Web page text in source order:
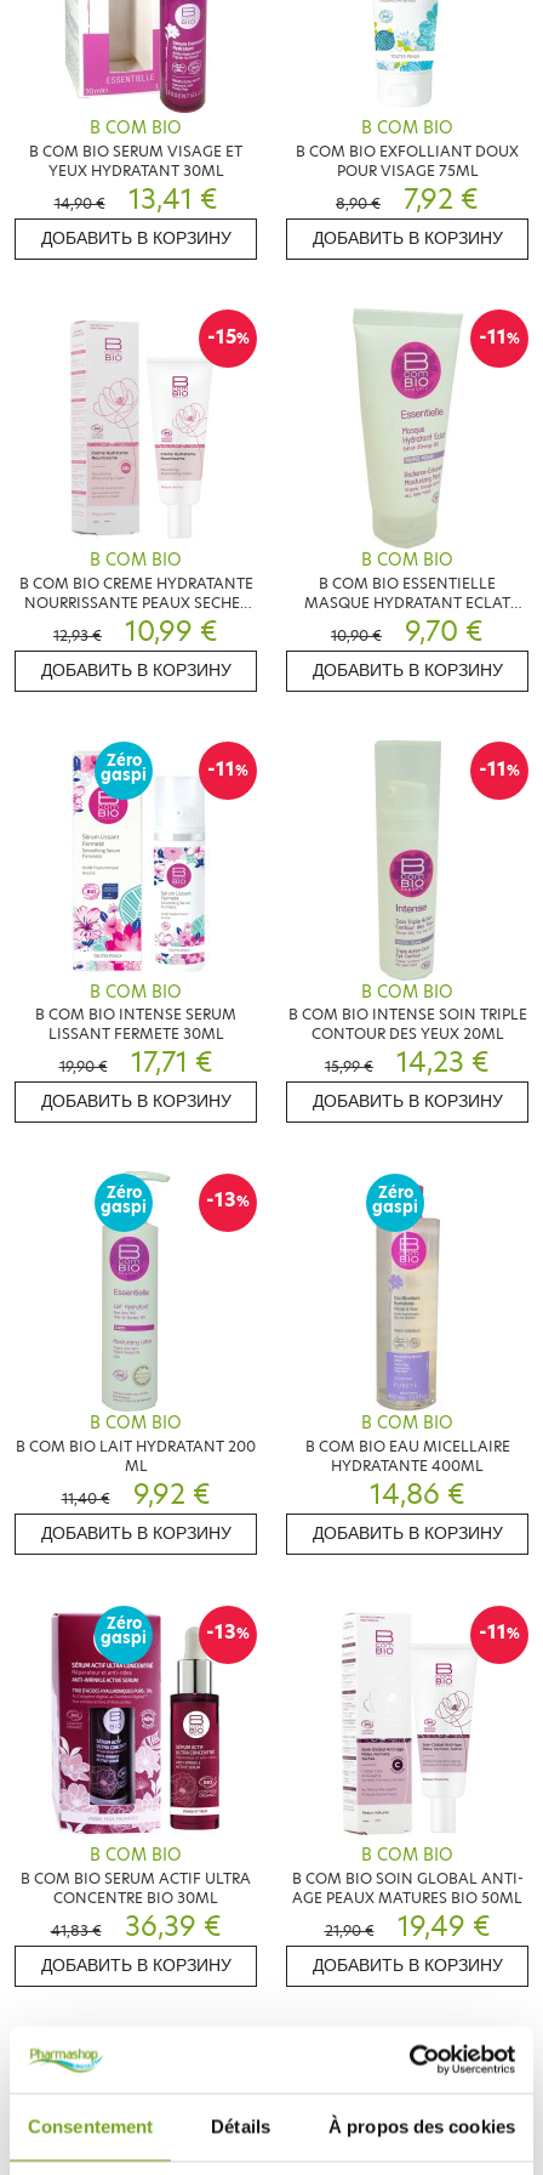
Consentement Détails À propos des cookies
B COM BIO
B COM BIO SERUM VISAGE ET
YEUX HYDRATANT 30ML
14,90 €
13,41 €
ДОБАВИТЬ В КОРЗИНУ
B COM BIO
B COM BIO EXFOLLIANT DOUX
POUR VISAGE 75ML
8,90 €
7,92 €
ДОБАВИТЬ В КОРЗИНУ
-15%
B COM BIO
B COM BIO CREME HYDRATANTE
NOURRISSANTE PEAUX SECHES
50ML
12,93 € 10,99 €
ДОБАВИТЬ В КОРЗИНУ
-11%
B COM BIO
B COM BIO ESSENTIELLE
MASQUE HYDRATANT ECLAT
50ML
10,90 € 9,70 €
ДОБАВИТЬ В КОРЗИНУ
-11%
Zéro
gaspi
B COM BIO
B COM BIO INTENSE SERUM
LISSANT FERMETE 30ML
19,90 €
17,71 €
ДОБАВИТЬ В КОРЗИНУ
-11%
B COM BIO
B COM BIO INTENSE SOIN TRIPLE
CONTOUR DES YEUX 20ML
15,99 €
14,23 €
ДОБАВИТЬ В КОРЗИНУ
-13%
Zéro
gaspi
B COM BIO
B COM BIO LAIT HYDRATANT 200
ML
11,40 €
9,92 €
ДОБАВИТЬ В КОРЗИНУ
Zéro
gaspi
B COM BIO
B COM BIO EAU MICELLAIRE
HYDRATANTE 400ML
14,86 €
ДОБАВИТЬ В КОРЗИНУ
-13%
Zéro
gaspi
B COM BIO
B COM BIO SERUM ACTIF ULTRA
CONCENTRE BIO 30ML
41,83 €
36,39 €
ДОБАВИТЬ В КОРЗИНУ
-11%
B COM BIO
B COM BIO SOIN GLOBAL ANTI-
AGE PEAUX MATURES BIO 50ML
21,90 €
19,49 €
ДОБАВИТЬ В КОРЗИНУ